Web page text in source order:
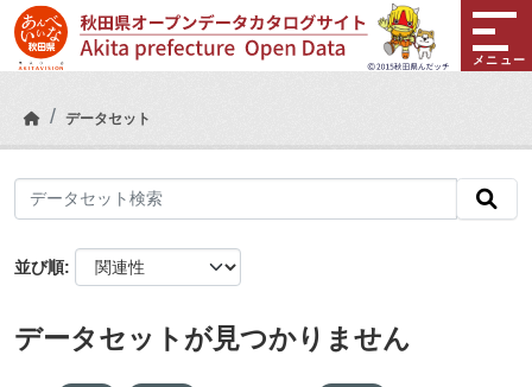
Skip to main content
メニュー
データセット
並び順
データセットが見つかりません